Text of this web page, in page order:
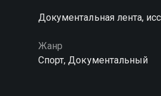
Документальная лента,
Жанр
Спорт, Документальный